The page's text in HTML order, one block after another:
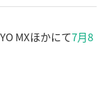
MXほかにて7月8